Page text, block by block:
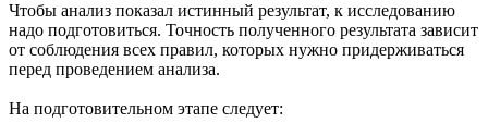
Чтобы анализ показал истинный результат, к исследованию
надо подготовиться. Точность полученного результата зависит
от соблюдения всех правил, которых нужно придерживаться
перед проведением анализа.
На подготовительном этапе следует: